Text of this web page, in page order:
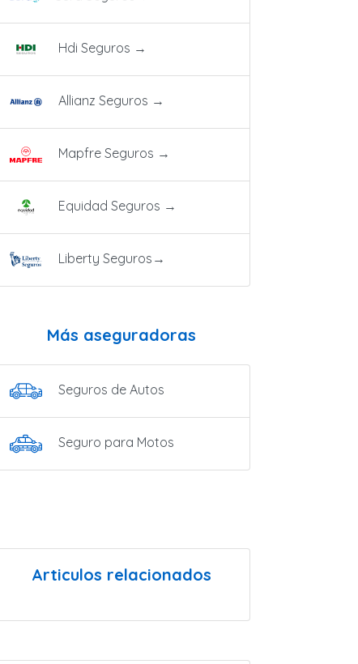
Hdi Seguros →
Allianz Seguros →
Mapfre Seguros →
Equidad Seguros →
Liberty Seguros →
Más aseguradoras
Seguros de Autos
Seguro para Motos
Articulos relacionados